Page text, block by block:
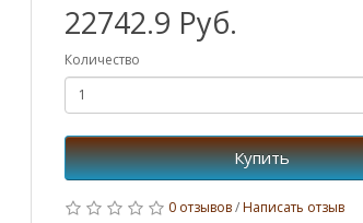
22742.9 Руб.
Количество
Купить
0 отзывов/Написать отзыв